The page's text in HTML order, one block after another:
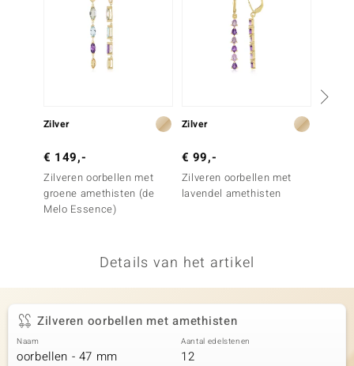
Collection
Zilver
€ 149,-
Zilveren oorbellen met
groene amethisten (de
Melo Essence)
Zilver
€ 99,-
Zilveren oorbellen met
lavendel amethisten
Details van het artikel
Zilveren oorbellen met amethisten
Naam
oorbellen - 47 mm
Aantal edelstenen
12